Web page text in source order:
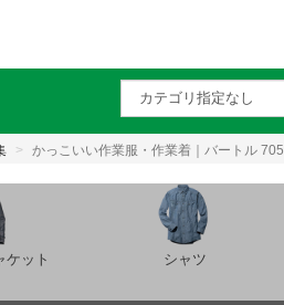
かっこいい作業服・作業着｜バートル
ケット シャツ